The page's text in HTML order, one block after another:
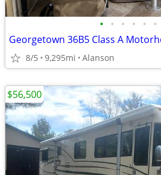
• • • • • •
Georgetown 36B5 Class A
8/5 9,295mi Alanson
$56,500